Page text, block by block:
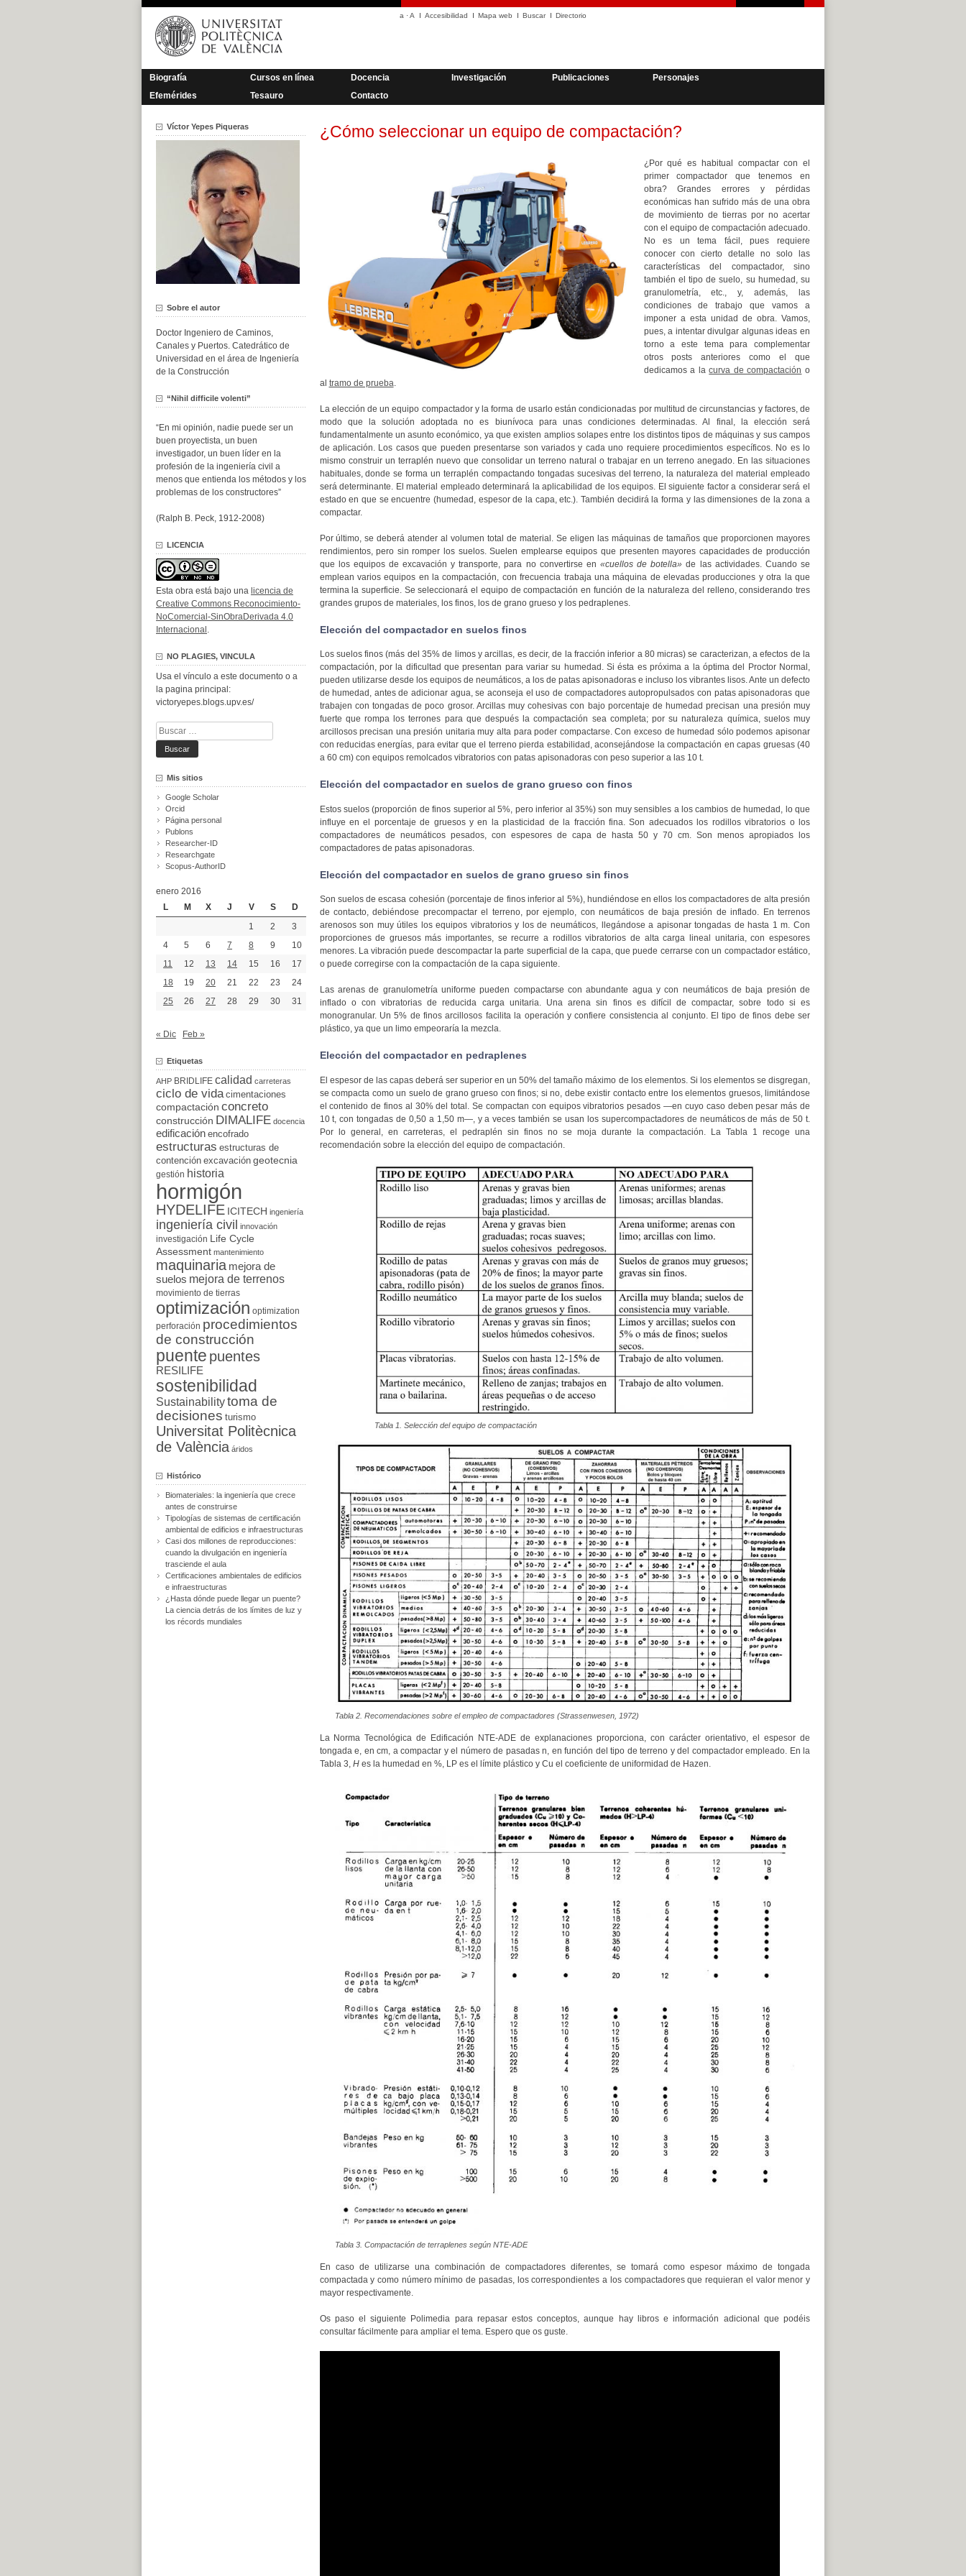
Saltar
contenido
a ·A Accesibilidad Mapa web Buscar Directorio
Biografía Cursos en línea Docencia Investigación Publicaciones
Personajes
Efemérides
Tesauro Contacto
¿Cómo seleccionar un equipo de compactación?
¿Por qué es habitual compactar con el
primer compactador que tenemos en
obra? Grandes errores y pérdidas
económicas han sufrido más de una obra
de movimiento de tierras por no acertar
con el equipo de compactación adecuado.
No es un tema fácil, pues requiere
conocer con cierto detalle no solo las
características del compactador, sino
también el tipo de suelo, su humedad, su
granulometría, etc., y, además, las
condiciones de trabajo que vamos a
imponer a esta unidad de obra. Vamos,
pues, a intentar divulgar algunas ideas en
torno a este tema para complementar
otros posts anteriores como el que
dedicamos a lacurva de compactación o
al tramo de prueba.
La elección de un equipo compactador y la forma de usarlo están condicionadas por multitud de circunstancias y factores, de
modo que la solución adoptada no es biunívoca para unas condiciones determinadas. Al final, la elección será
fundamentalmente un asunto económico, ya que existen amplios solapes entre los distintos tipos de máquinas y sus campos
de aplicación. Los casos que pueden presentarse son variados y cada uno requiere procedimientos específicos. No es lo
mismo construir un terraplén nuevo que consolidar un terreno natural o trabajar en un terreno anegado. En las situaciones
habituales, donde se forma un terraplén compactando tongadas sucesivas del terreno, la naturaleza del material empleado
será determinante. El material empleado determinará la aplicabilidad de los equipos. El siguiente factor a considerar será el
estado en que se encuentre (humedad, espesor de la capa, etc.). También decidirá la forma y las dimensiones de la zona a
compactar.
Por último, se deberá atender al volumen total de material. Se eligen las máquinas de tamaños que proporcionen mayores
rendimientos, pero sin romper los suelos. Suelen emplearse equipos que presenten mayores capacidades de producción
que los equipos de excavación y transporte, para no convertirse en«cuellos de botella» de las actividades. Cuando se
emplean varios equipos en la compactación, con frecuencia trabaja una máquina de elevadas producciones y otra la que
termina la superficie. Se seleccionará el equipo de compactación en función de la naturaleza del relleno, considerando tres
grandes grupos de materiales, los finos, los de grano grueso y los pedraplenes.
Elección del compactador en suelos finos
Los suelos finos (más del 35% de limos y arcillas, es decir, de la fracción inferior a 80 micras) se caracterizan, a efectos de la
compactación, por la dificultad que presentan para variar su humedad. Si ésta es próxima a la óptima del Proctor Normal,
pueden utilizarse desde los equipos de neumáticos, a los de patas apisonadoras e incluso los vibrantes lisos. Ante un defecto
de humedad, antes de adicionar agua, se aconseja el uso de compactadores autopropulsados con patas apisonadoras que
trabajen con tongadas de poco grosor. Arcillas muy cohesivas con bajo porcentaje de humedad precisan una presión muy
fuerte que rompa los terrones para que después la compactación sea completa; por su naturaleza química, suelos muy
arcillosos precisan una presión unitaria muy alta para poder compactarse. Con exceso de humedad sólo podemos apisonar
con reducidas energías, para evitar que el terreno pierda estabilidad, aconsejándose la compactación en capas gruesas (40
a 60 cm) con equipos remolcados vibratorios con patas apisonadoras con peso superior a las 10 t.
Elección del compactador en suelos de grano grueso con finos
Estos suelos (proporción de finos superior al 5%, pero inferior al 35%) son muy sensibles a los cambios de humedad, lo que
influye en el porcentaje de gruesos y en la plasticidad de la fracción fina. Son adecuados los rodillos vibratorios o los
compactadores de neumáticos pesados, con espesores de capa de hasta 50 y 70 cm. Son menos apropiados los
compactadores de patas apisonadoras.
Elección del compactador en suelos de grano grueso sin finos
Son suelos de escasa cohesión (porcentaje de finos inferior al 5%), hundiéndose en ellos los compactadores de alta presión
de contacto, debiéndose precompactar el terreno, por ejemplo, con neumáticos de baja presión de inflado. En terrenos
arenosos son muy útiles los equipos vibratorios y los de neumáticos, llegándose a apisonar tongadas de hasta 1 m. Con
proporciones de gruesos más importantes, se recurre a rodillos vibratorios de alta carga lineal unitaria, con espesores
menores. La vibración puede descompactar la parte superficial de la capa, que puede cerrarse con un compactador estático,
o puede corregirse con la compactación de la capa siguiente.
Las arenas de granulometría uniforme pueden compactarse con abundante agua y con neumáticos de baja presión de
inflado o con vibratorias de reducida carga unitaria. Una arena sin finos es difícil de compactar, sobre todo si es
monogranular. Un 5% de finos arcillosos facilita la operación y confiere consistencia al conjunto. El tipo de finos debe ser
plástico, ya que un limo empeoraría la mezcla.
Elección del compactador en pedraplenes
El espesor de las capas deberá ser superior en un 50% del tamaño máximo de los elementos. Si los elementos se disgregan,
se compacta como un suelo de grano grueso con finos; si no, debe existir contacto entre los elementos gruesos, limitándose
el contenido de finos al 30% del total. Se compactan con equipos vibratorios pesados —en cuyo caso deben pesar más de
10 t, con tongadas de 0,50 a 1,50 m—, y a veces también se usan los supercompactadores de neumáticos de más de 50 t.
Por lo general, en carreteras, el pedraplén sin finos no se moja durante la compactación. La Tabla 1 recoge una
recomendación sobre la elección del equipo de compactación.
Tabla 1. Selección del equipo de compactación
Tabla 2. Recomendaciones sobre el empleo de compactadores (Strassenwesen, 1972)
La Norma Tecnológica de Edificación NTE-ADE de explanaciones proporciona, con carácter orientativo, el espesor de
tongada e, en cm, a compactar y el número de pasadas n, en función del tipo de terreno y del compactador empleado. En la
Tabla 3, Hes la humedad en %, LP es el límite plástico y Cu el coeficiente de uniformidad de Hazen.
Tabla 3. Compactación de terraplenes según NTE-ADE
En caso de utilizarse una combinación de compactadores diferentes, se tomará como espesor máximo de tongada
compactada y como número mínimo de pasadas, los correspondientes a los compactadores que requieran el valor menor y
mayor respectivamente.
Os paso el siguiente Polimedia para repasar estos conceptos, aunque hay libros e información adicional que podéis
consultar fácilmente para ampliar el tema. Espero que os guste.
Víctor Yepes Piqueras
Sobre el autor
Doctor Ingeniero de Caminos,
Canales y Puertos. Catedrático de
Universidad en el área de Ingeniería
de la Construcción
“Nihil difficile volenti”
“En mi opinión, nadie puede ser un
buen proyectista, un buen
investigador, un buen líder en la
profesión de la ingeniería civil a
menos que entienda los métodos y los
problemas de los constructores”
(Ralph B. Peck, 1912-2008)
LICENCIA
Esta obra está bajo una licencia de
Creative Commons Reconocimiento-
NoComercial-SinObraDerivada 4.0
Internacional .
NO PLAGIES, VINCULA
Usa el vínculo a este documento o a
la pagina principal:
victoryepes.blogs.upv.es/
Buscar:
Mis sitios
Google Scholar
Orcid
Página personal
Publons
Researcher-ID
Researchgate
Scopus-AuthorID
enero 2016
L
M X J V S
D
1
2
3
4
5 6 7 8 9
10
11
12 13 14 15 16
17
18
19 20 21 22 23
24
25
26 27 28 29 30 31
« Dic Feb »
Etiquetas
AHP BRIDLIFE calidad carreteras
ciclo de vida cimentaciones
compactación concreto
construcción DIMALIFE docencia
edificación encofrado
estructuras estructuras de
contención excavación geotecnia
gestión historia
hormigón
HYDELIFE ICITECH ingeniería
ingeniería civil innovación
investigación
Life Cycle
Assessment mantenimiento
maquinaria mejora de
suelos mejora de terrenos
movimiento de tierras
optimización optimization
perforación procedimientos
de construcción
puente puentes
RESILIFE
sostenibilidad
Sustainabilitytoma de
decisiones turismo
Universitat Politècnica
de València áridos
Histórico
Biomateriales: la ingeniería que crece
antes de construirse
Tipologías de sistemas de certificación
ambiental de edificios e infraestructuras
Casi dos millones de reproducciones:
cuando la divulgación en ingeniería
trasciende el aula
Certificaciones ambientales de edificios
e infraestructuras
¿Hasta dónde puede llegar un puente?
La ciencia detrás de los límites de luz y
los récords mundiales